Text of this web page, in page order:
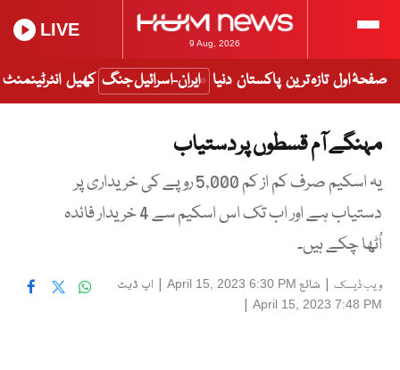
9 Aug, 2026
LIVE
صفحۂ اول تازہ ترین پاکستان دنیا ایران-اسرائیل جنگ کھیل انٹرٹینمنٹ
مہنگے آم قسطوں پر دستیاب
یہ اسکیم صرف کم از کم 5,000 روپے کی خریداری پر
دستیاب ہے اور اب تک اس اسکیم سے 4 خریدار فائدہ
اُٹھا چکے ہیں۔
ویب ڈیسک | شائع April 15, 2023 6:30 PM
| اپ ڈیٹ
April 15, 2023 7:48 PM
|